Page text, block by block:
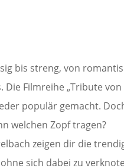
bis streng, von
Filmreihe „Tribute
populär gemacht.
welchen Zopf tragen?
zeigen dir die
sich dabei zu